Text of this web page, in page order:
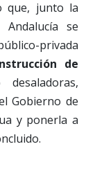
que, junto la
se
privada
de
Gobierno de
y ponerla a